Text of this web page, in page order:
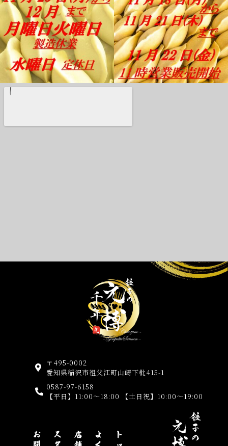
11月 18 11月 17
〒495-0002
愛知県稲沢市祖父江町山崎下枇415-1
0587-97-6158
【平日】11:00～18:00 【土日祝】10:00～19:00